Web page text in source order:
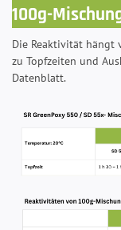
100g-
Die Reaktivität hängt
zu Topfzeiten und
Datenblatt.